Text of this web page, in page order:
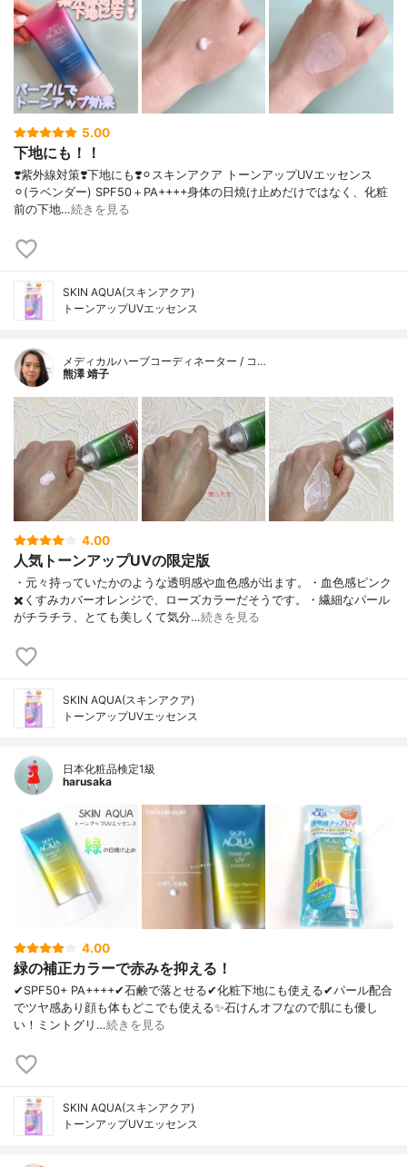
5.00
下地にも！！
❣️紫外線対策❣️下地にも❣️⚪︎スキンアクア トーンアップUVエッセンス
⚪︎(ラベンダー) SPF50＋PA++++身体の日焼け止めだけではなく、化粧
前の下地…続きを見る
SKIN AQUA(スキンアクア)
トーンアップUVエッセンス
メディカルハーブコーディネーター / コ…
熊澤 靖子
4.00
人気トーンアップUVの限定版
・元々持っていたかのような透明感や血色感が出ます。・血色感ピンク
✖️くすみカバーオレンジで、ローズカラーだそうです。・繊細なパール
がチラチラ、とても美しくて気分…続きを見る
SKIN AQUA(スキンアクア)
トーンアップUVエッセンス
日本化粧品検定1級
harusaka
4.00
緑の補正カラーで赤みを抑える！
✔︎SPF50+ PA++++✔︎石鹸で落とせる✔︎化粧下地にも使える✔︎パール配合
でツヤ感あり顔も体もどこでも使える✨石けんオフなので肌にも優し
い！ミントグリ…続きを見る
SKIN AQUA(スキンアクア)
トーンアップUVエッセンス